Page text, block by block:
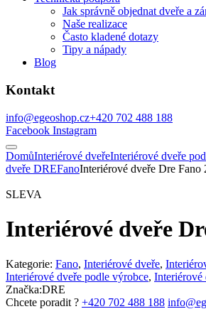
Jak správně objednat dveře a
Naše realizace
Často kladené dotazy
Tipy a nápady
Blog
Kontakt
info@egeoshop.cz+420 702 488 188
Facebook Instagram
DomůInteriérové dveřeInteriérové dveře
dveře DREFanoInteriérové dveře Dre Fano
SLEVA
Interiérové dveře
Kategorie: Fano, Interiérové dveře,
Interiérové dveře podle výrobce, Interiérové
Značka:DRE
Chcete poradit ? +420 702 488 188